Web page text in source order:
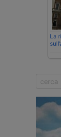
La